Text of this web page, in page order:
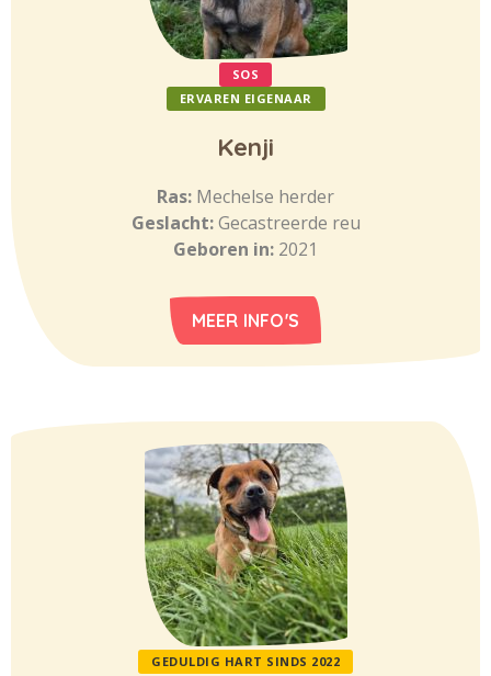
SOS
ERVAREN EIGENAAR
Kenji
Ras: Mechelse herder
Geslacht:Gecastreerde reu
Geboren in: 2021
MEER INFO'S
GEDULDIG HART SINDS 2022